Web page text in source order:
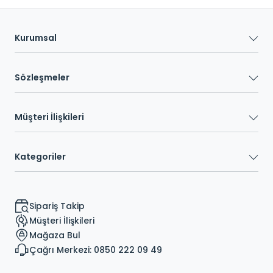
Kurumsal
Sözleşmeler
Müşteri İlişkileri
Kategoriler
Sipariş Takip
Müşteri İlişkileri
Mağaza Bul
Çağrı Merkezi: 0850 222 09 49